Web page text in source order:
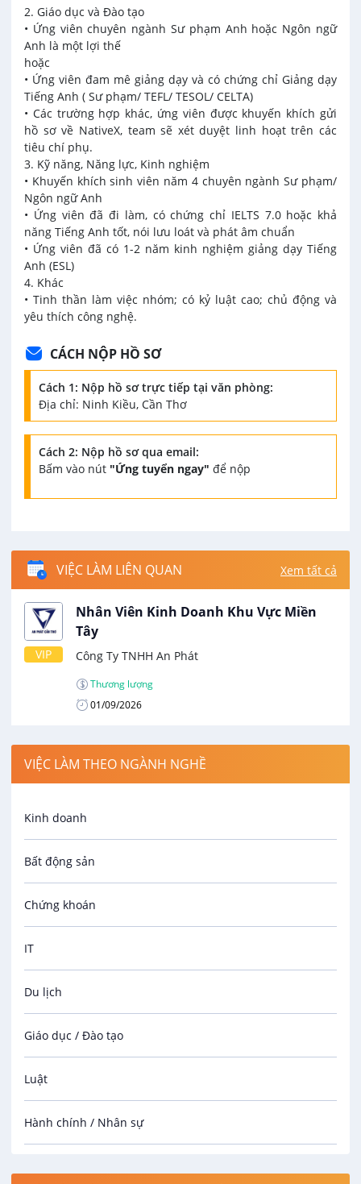
2. Giáo dục và Đào tạo
• Ứng viên chuyên ngành Sư phạm Anh hoặc Ngôn ngữ
Anh là một lợi thế
hoặc
• Ứng viên đam mê giảng dạy và có chứng chỉ Giảng dạy
Tiếng Anh ( Sư phạm/ TEFL/ TESOL/ CELTA)
• Các trường hợp khác, ứng viên được khuyến khích gửi
hồ sơ về NativeX, team sẽ xét duyệt linh hoạt trên các
tiêu chí phụ.
3. Kỹ năng, Năng lực, Kinh nghiệm
• Khuyến khích sinh viên năm 4 chuyên ngành Sư phạm/
Ngôn ngữ Anh
• Ứng viên đã đi làm, có chứng chỉ IELTS 7.0 hoặc khả
năng Tiếng Anh tốt, nói lưu loát và phát âm chuẩn
• Ứng viên đã có 1-2 năm kinh nghiệm giảng dạy Tiếng
Anh (ESL)
4. Khác
• Tinh thần làm việc nhóm; có kỷ luật cao; chủ động và
yêu thích công nghệ.
CÁCH NỘP HỒ SƠ
Cách 1: Nộp hồ sơ trực tiếp tại văn phòng:
Địa chỉ: Ninh Kiều, Cần Thơ
Cách 2: Nộp hồ sơ qua email:
Bấm vào nút "Ứng tuyển ngay" để nộp
VIỆC LÀM LIÊN QUAN Xem tất cả
VIP
Nhân Viên Kinh Doanh Khu Vực Miền
Tây
Công Ty TNHH An Phát
Thương lượng
01/09/2026
VIỆC LÀM THEO NGÀNH NGHỀ
Kinh doanh
Bất động sản
Chứng khoán
IT
Du lịch
Giáo dục / Đào tạo
Luật
Hành chính / Nhân sự